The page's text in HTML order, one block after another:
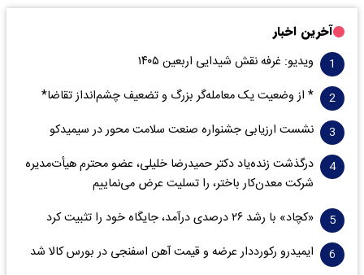
آخرین اخبار
ویدیو: غرفه نقش شیدایی اربعین ۱۴۰۵
* از وضعیت یک معامله‌گر بزرگ و تضعیف چشم‌انداز تقاضا*
نشست ارزیابی جشنواره صنعت سلامت‌ محور در سیمیدکو
درگذشت زنده‌یاد دکتر حمیدرضا خلیلی، عضو محترم هیأت‌مدیره
شرکت معدن‌کار باختر، را تسلیت عرض می‌نماییم
«کچاد» با رشد ۲۶ درصدی درآمد، جایگاه خود را تثبیت کرد
ایمیدرو رکورددار عرضه و قیمت آهن اسفنجی در بورس کالا شد